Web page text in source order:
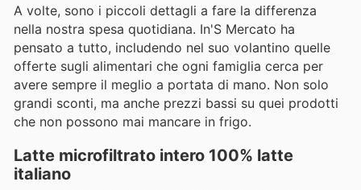
A volte, sono i piccoli dettagli a fare la differenza
nella nostra spesa quotidiana. In'S Mercato ha
pensato a tutto, includendo nel suo volantino quelle
offerte sugli alimentari che ogni famiglia cerca per
avere sempre il meglio a portata di mano. Non solo
grandi sconti, ma anche prezzi bassi su quei prodotti
che non possono mai mancare in frigo.
Latte microfiltrato intero 100% latte
italiano